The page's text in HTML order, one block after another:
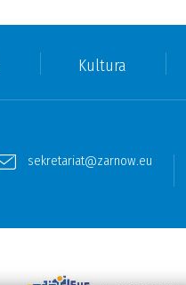
Kultura
sekretariat@zarnow.eu